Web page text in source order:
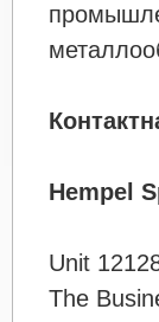
Hempel
Unit
The